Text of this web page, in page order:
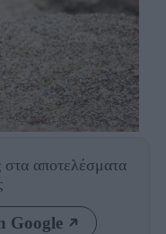
στα αποτελέσματα
Google